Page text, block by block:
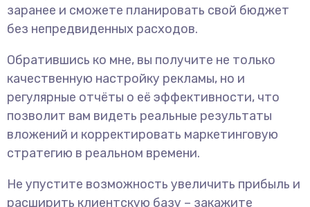
заранее и сможете планировать свой бюджет
без непредвиденных расходов.
Обратившись ко мне, вы получите не только
качественную настройку рекламы, но и
регулярные отчёты о её эффективности, что
позволит вам видеть реальные результаты
вложений и корректировать маркетинговую
стратегию в реальном времени.
Не упустите возможность увеличить прибыль и
расширить клиентскую базу – закажите